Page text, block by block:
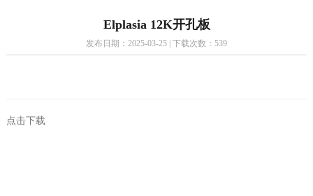
Elplasia 12K开孔板
发布日期：2025-03-25 | 下载次数：539
点击下载